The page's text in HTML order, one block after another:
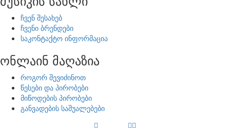
ჩვენ შესახებ
ჩვენი ბრენდები
საკონტაქტო ინფორმაცია
ონლაინ მაღაზია
როგორ შევიძინოთ
წესები და პირობები
მიწოდების პირობები
განვადების საშუალებები